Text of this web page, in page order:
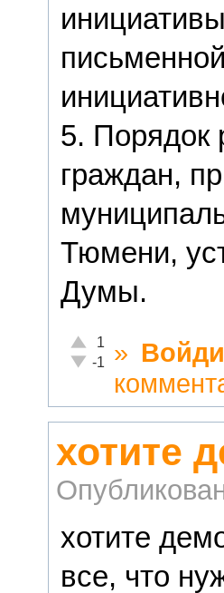
5. Порядок
граждан,
Тюмени,
Думы.
Отлично!
1
Неадекватно!
-1 »
хотите
хотите
все, что